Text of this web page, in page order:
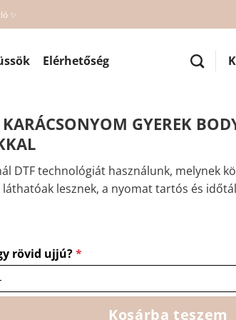
✨
Elérhetőség
GYEREK
DTF technológiát használunk, melynek
lesznek, a nyomat tartós és
rövid ujjú?*
Kosárba teszem